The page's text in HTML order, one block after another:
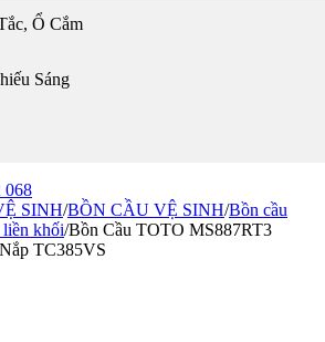
Ổ Cắm
Sáng
068
SINH/BỒN CẦU VỆ SINH/Bồn cầu
khối/Bồn Cầu TOTO MS887RT3
TC385VS